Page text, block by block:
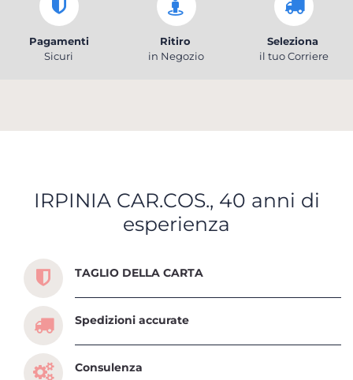
Pagamenti
Sicuri
Ritiro
in Negozio
Seleziona
il tuo Corriere
IRPINIA CAR.COS., 40 anni di
esperienza
Scopri tutti i servizi che ti abbiamo dedicato
TAGLIO DELLA CARTA
Spedizioni accurate
Consulenza